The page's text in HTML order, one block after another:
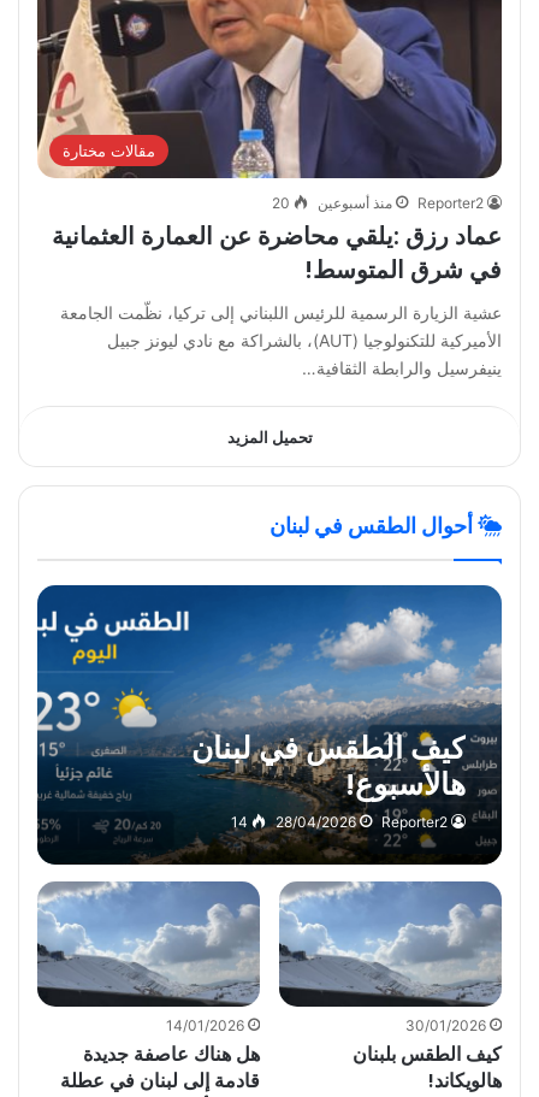
مقالات مختارة
Reporter2 منذ أسبوعين 20
عماد رزق :يلقي محاضرة عن العمارة العثمانية
في شرق المتوسط!
عشية الزيارة الرسمية للرئيس اللبناني إلى تركيا، نظّمت الجامعة
الأميركية للتكنولوجيا (AUT)، بالشراكة مع نادي ليونز جبيل
ينيفرسيل والرابطة الثقافية…
تحميل المزيد
أحوال الطقس في لبنان
كيف الطقس في لبنان
هالأسبوع!
Reporter2
28/04/2026
14
30/01/2026
كيف الطقس بلبنان
هالويكاند!
14/01/2026
هل هناك عاصفة جديدة
قادمة إلى لبنان في عطلة